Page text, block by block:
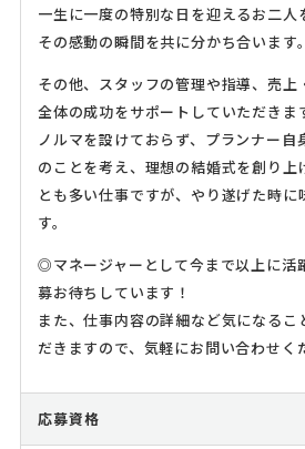
一生に一度の特別な日を迎えるお二人
その感動の瞬間を共に分かち合います。
その他、スタッフの管理や指導、売上
全体の成功をサポートしていただきま
ノルマを設けておらず、プランナー自
のことを考え、理想の結婚式を創り上
とも多い仕事ですが、やり遂げた時に
す。
◎マネージャーとして今まで以上に活
募お待ちしています！
また、仕事内容の詳細など気になるこ
だきますので、気軽にお問い合わせく
応募資格